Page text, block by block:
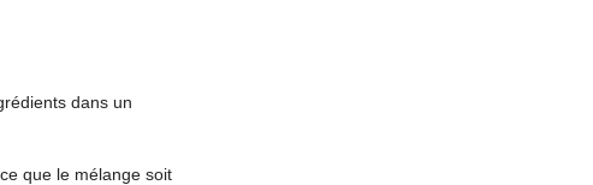
dans un
que le mélange soit